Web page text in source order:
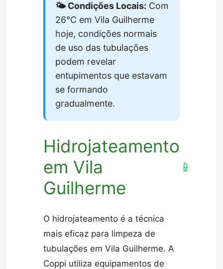
🌤️ Condições Locais: Com
26°C em Vila Guilherme
hoje, condições normais
de uso das tubulações
podem revelar
entupimentos que estavam
se formando
gradualmente.
Hidrojateamento
em Vila
Guilherme
📱
O hidrojateamento é a técnica
mais eficaz para limpeza de
tubulações em Vila Guilherme. A
Coppi utiliza equipamentos de